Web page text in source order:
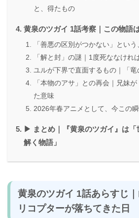
と、得たもの
黄泉のツガイ 1話考察｜この物語
「善悪の区別がつかない」とい
「解と封」の謎｜1度死ななけれ
ユルが下界で直面するもの｜「
「本物のアサ」との再会｜兄妹
た意味
2026年春アニメとして、今この
▶ まとめ｜『黄泉のツガイ』は「
解く物語」
黄泉のツガイ 1話あらすじ
リコプターが落ちてきた日